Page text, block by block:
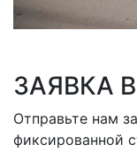
ЗАЯВКА
Отправьте нам
фиксированной